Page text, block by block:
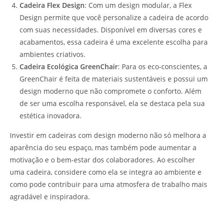
Cadeira Flex Design: Com um design modular, a Flex
Design permite que você personalize a cadeira de acordo
com suas necessidades. Disponível em diversas cores e
acabamentos, essa cadeira é uma excelente escolha para
ambientes criativos.
Cadeira Ecológica GreenChair: Para os eco-conscientes, a
GreenChair é feita de materiais sustentáveis e possui um
design moderno que não compromete o conforto. Além
de ser uma escolha responsável, ela se destaca pela sua
estética inovadora.
Investir em cadeiras com design moderno não só melhora a
aparência do seu espaço, mas também pode aumentar a
motivação e o bem-estar dos colaboradores. Ao escolher
uma cadeira, considere como ela se integra ao ambiente e
como pode contribuir para uma atmosfera de trabalho mais
agradável e inspiradora.